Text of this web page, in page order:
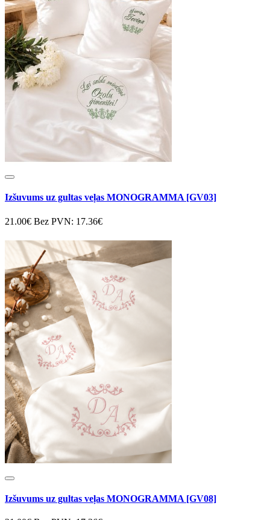
Izšuvums uz gultas veļas MONOGRAMMA [GV03]
21.00€ Bez PVN: 17.36€
Izšuvums uz gultas veļas MONOGRAMMA [GV08]